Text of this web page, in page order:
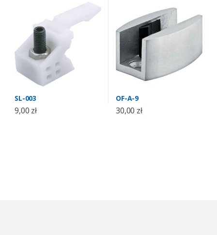
SL-003
9,00 zł
OF-A-9
30,00 zł